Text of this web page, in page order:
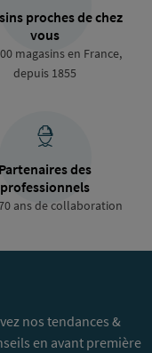
proches de chez
vous
magasins en France,
depuis 1855
Partenaires des
professionnels
ans de collaboration
nos tendances &
en avant première